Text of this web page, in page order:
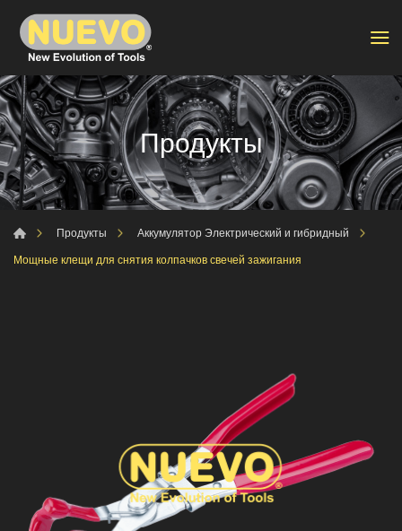
Продукты
Продукты
Аккумулятор Электрический и гибридный
Мощные клещи для снятия колпачков свечей зажигания